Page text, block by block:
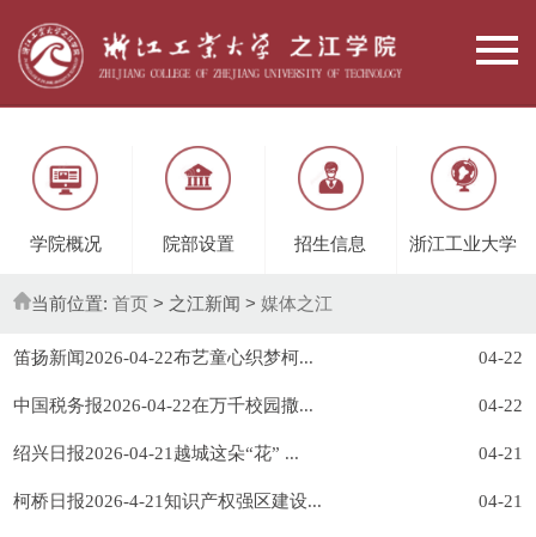
学院概况 院部设置 招生信息 浙江工业大学
当前位置:首页 > 之江新闻 >媒体之江
笛扬新闻2026-04-22布艺童心织梦柯... 04-22
中国税务报2026-04-22在万千校园撒... 04-22
绍兴日报2026-04-21越城这朵“花” ... 04-21
柯桥日报2026-4-21知识产权强区建设... 04-21